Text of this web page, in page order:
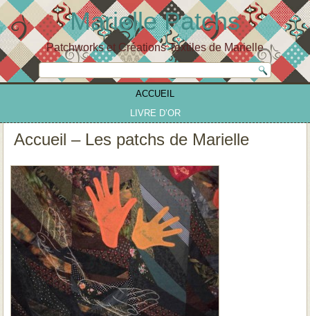
Marielle Patchs
Patchworks et Créations Textiles de Marielle
ACCUEIL
LIVRE D’OR
Accueil – Les patchs de Marielle